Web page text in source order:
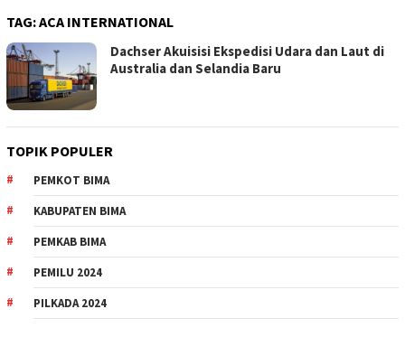
TAG:ACA INTERNATIONAL
Dachser Akuisisi Ekspedisi Udara dan Laut di
Australia dan Selandia Baru
TOPIK POPULER
PEMKOT BIMA
KABUPATEN BIMA
PEMKAB BIMA
PEMILU 2024
PILKADA 2024